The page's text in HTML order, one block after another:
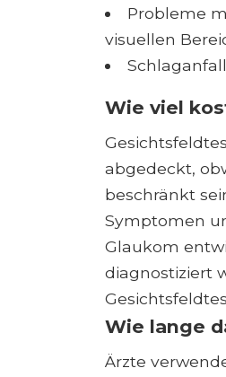
Probleme
visuellen
Schlaganfall
Wie viel
abgedeckt,
beschränkt
Symptomen
Glaukom
diagnostiziert
Wie lange
Ärzte